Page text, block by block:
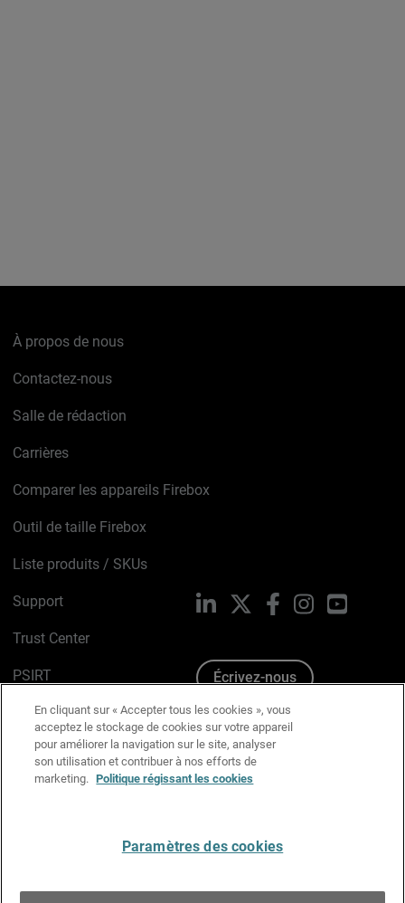
À propos de nous
Contactez-nous
Salle de rédaction
Carrières
Comparer les appareils Firebox
Outil de taille Firebox
Liste produits / SKUs
Support
Trust Center
PSIRT
Avis sur les cookies
Politique de confidentialité
Charte Graphique
LinkedIn FacebookInstagramYouTube
Écrivez-nous
En cliquant sur « Accepter tous les cookies », vous
acceptez le stockage de cookies sur votre appareil
pour améliorer la navigation sur le site, analyser
son utilisation et contribuer à nos efforts de
marketing. Politique régissant les cookies
Paramètres des cookies